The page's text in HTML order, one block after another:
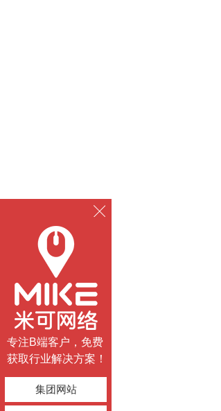
专注B端客户，免费
获取行业解决方案！
集团网站